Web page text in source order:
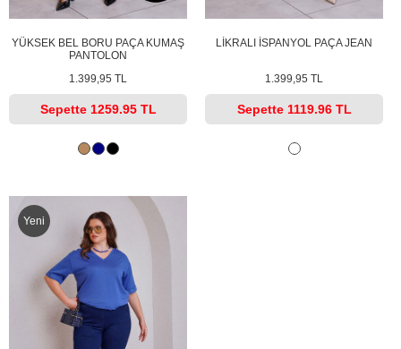
YÜKSEK BEL BORU PAÇA KUMAŞ
PANTOLON
1.399,95 TL
Sepette 1259.95 TL
LİKRALI İSPANYOL PAÇA JEAN
1.399,95 TL
Sepette 1119.96 TL
Yeni